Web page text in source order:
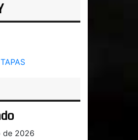
de 2026